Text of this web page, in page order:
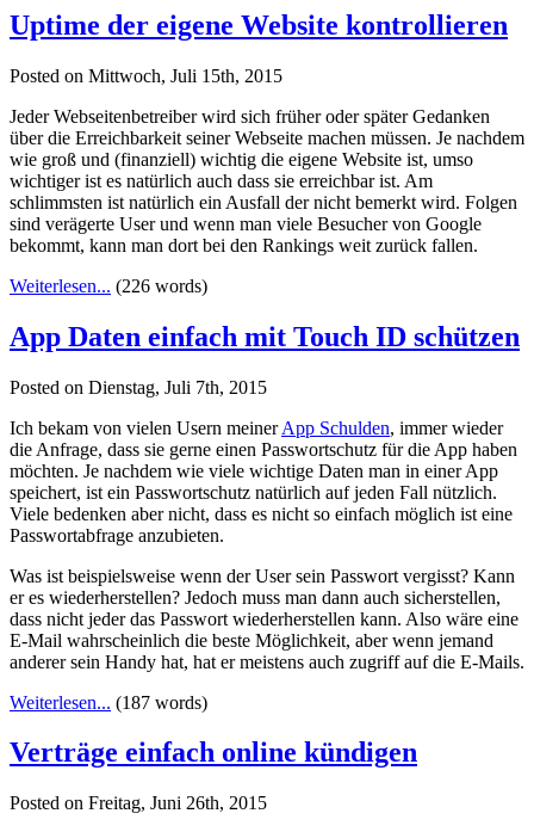
Uptime der eigene Website kontrollieren
Posted on Mittwoch, Juli 15th, 2015
Jeder Webseitenbetreiber wird sich früher oder später Gedanken
über die Erreichbarkeit seiner Webseite machen müssen. Je nachdem
wie groß und (finanziell) wichtig die eigene Website ist, umso
wichtiger ist es natürlich auch dass sie erreichbar ist. Am
schlimmsten ist natürlich ein Ausfall der nicht bemerkt wird. Folgen
sind verägerte User und wenn man viele Besucher von Google
bekommt, kann man dort bei den Rankings weit zurück fallen.
Weiterlesen... (226 words)
App Daten einfach mit Touch ID schützen
Posted on Dienstag, Juli 7th, 2015
Ich bekam von vielen Usern meinerApp Schulden, immer wieder
die Anfrage, dass sie gerne einen Passwortschutz für die App haben
möchten. Je nachdem wie viele wichtige Daten man in einer App
speichert, ist ein Passwortschutz natürlich auf jeden Fall nützlich.
Viele bedenken aber nicht, dass es nicht so einfach möglich ist eine
Passwortabfrage anzubieten.
Was ist beispielsweise wenn der User sein Passwort vergisst? Kann
er es wiederherstellen? Jedoch muss man dann auch sicherstellen,
dass nicht jeder das Passwort wiederherstellen kann. Also wäre eine
E-Mail wahrscheinlich die beste Möglichkeit, aber wenn jemand
anderer sein Handy hat, hat er meistens auch zugriff auf die E-Mails.
Weiterlesen... (187 words)
Verträge einfach online kündigen
Posted on Freitag, Juni 26th, 2015